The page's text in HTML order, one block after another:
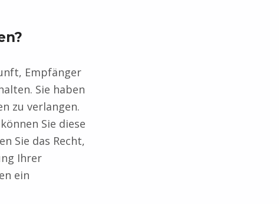
Empfänger
Sie haben
zu verlangen.
Sie diese
Sie das Recht,
Ihrer
ein